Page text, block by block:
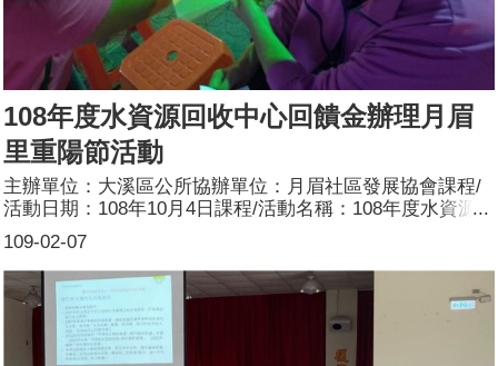
108年度水資源回收中心回饋金辦理月眉
里重陽節活動
109-02-07
主辦單位：大溪區公所協辦單位：月眉社區發展協會課程/
活動日期：108年10月4日課程/活動名稱：108年度水資源
回收中心回饋金辦理月眉里重陽節活動課程/活動目標：將
性別平等融入市民生活由同仁持自製有獎徵答看板，宣講
CEDAW及性別平等，與民眾互動及有獎徵答。參加人數：
共368人，分別為男性：184人；女性：184人。